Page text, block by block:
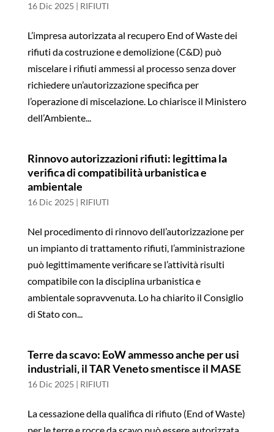
16 Dic 2025 | RIFIUTI
L’impresa autorizzata al recupero End of Waste dei
rifiuti da costruzione e demolizione (C&D) può
miscelare i rifiuti ammessi al processo senza dover
richiedere un’autorizzazione specifica per
l’operazione di miscelazione. Lo chiarisce il Ministero
dell’Ambiente...
Rinnovo autorizzazioni rifiuti: legittima la
verifica di compatibilità urbanistica e
ambientale
16 Dic 2025 | RIFIUTI
Nel procedimento di rinnovo dell’autorizzazione per
un impianto di trattamento rifiuti, l’amministrazione
può legittimamente verificare se l’attività risulti
compatibile con la disciplina urbanistica e
ambientale sopravvenuta. Lo ha chiarito il Consiglio
di Stato con...
Terre da scavo: EoW ammesso anche per usi
industriali, il TAR Veneto smentisce il MASE
16 Dic 2025 | RIFIUTI
La cessazione della qualifica di rifiuto (End of Waste)